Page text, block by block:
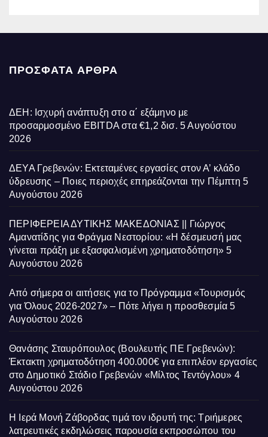
ΠΡΌΣΦΑΤΑ ΆΡΘΡΑ
ΔΕΗ: Ισχυρή ανάπτυξη στο α΄ εξάμηνο με
προσαρμοσμένο EBITDA στα €1,2 δισ. 5 Αυγούστου
2026
ΔΕΥΑ Γρεβενών: Εκτεταμένες εργασίες στον Α’ κλάδο
ύδρευσης – Ποιες περιοχές επηρεάζονται την Πέμπτη 5
Αυγούστου 2026
ΠΕΡΙΦΕΡΕΙΑ ΔΥΤΙΚΗΣ ΜΑΚΕΔΟΝΙΑΣ || Γιώργος
Αμανατίδης για Φράγμα Νεστορίου: «Η δέσμευσή μας
γίνεται πράξη με εξασφαλισμένη χρηματοδότηση» 5
Αυγούστου 2026
Από σήμερα οι αιτήσεις για το Πρόγραμμα «Τουρισμός
για Όλους 2026-2027» – Πότε λήγει η προσθεσμία 5
Αυγούστου 2026
Θανάσης Σταυρόπουλος (Βουλευτής ΠΕ Γρεβενών):
Έκτακτη χρηματοδότηση 400.000€ για επιπλέον εργασίες
στο Δημοτικό Στάδιο Γρεβενών «Μίλτος Τεντόγλου» 4
Αυγούστου 2026
Η Ιερά Μονή Ζάβορδας τιμά τον ιδρυτή της: Τριήμερες
λατρευτικές εκδηλώσεις παρουσία εκπροσώπου του